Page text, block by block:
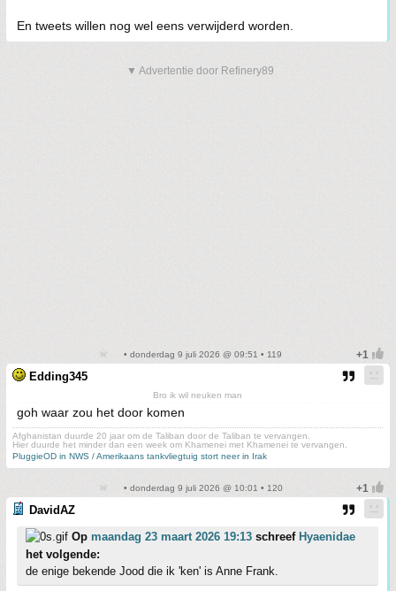
En tweets willen nog wel eens verwijderd worden.
▼ Advertentie door Refinery89
• donderdag 9 juli 2026 @ 09:51 • 119
Edding345
Bro ik wil neuken man
goh waar zou het door komen
Afghanistan duurde 20 jaar om de Taliban door de Taliban te vervangen.
Hier duurde het minder dan een week om Khamenei met Khamenei te vervangen.
PluggieOD in NWS / Amerikaans tankvliegtuig stort neer in Irak
• donderdag 9 juli 2026 @ 10:01 • 120
DavidAZ
Op maandag 23 maart 2026 19:13 schreef Hyaenidae
het volgende:
de enige bekende Jood die ik 'ken' is Anne Frank.